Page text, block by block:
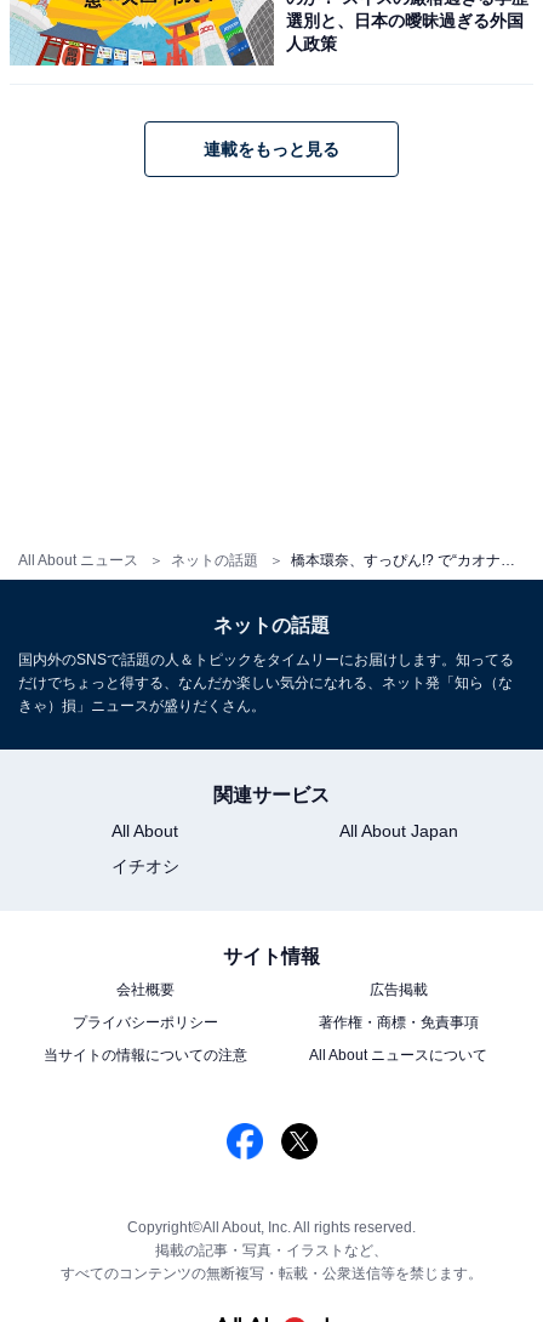
All About ニュース ネットの話題
選別と、日本の曖昧過ぎる外国
人政策
連載をもっと見る
ネットの話題
国内外のSNSで話題の人＆トピックをタイムリーにお届けします。知ってる
だけでちょっと得する、なんだか楽しい気分になれる、ネット発「知ら（な
きゃ）損」ニュースが盛りだくさん。
関連サービス
All About
All About Japan
イチオシ
サイト情報
会社概要
広告掲載
プライバシーポリシー
著作権・商標・免責事項
当サイトの情報についての注意
All About ニュースについて
Copyright©All About, Inc. All rights reserved.
掲載の記事・写真・イラストなど、
すべてのコンテンツの無断複写・転載・公衆送信等を禁じます。